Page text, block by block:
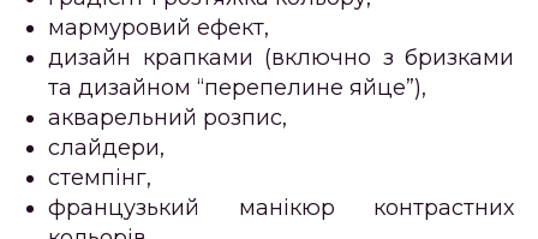
мармуровий ефект,
дизайн крапками (включно з бризками
та дизайном “перепелине яйце”),
акварельний розпис,
слайдери,
стемпінг,
французький манікюр контрастних